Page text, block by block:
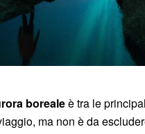
borealeè tra le
ma non è da